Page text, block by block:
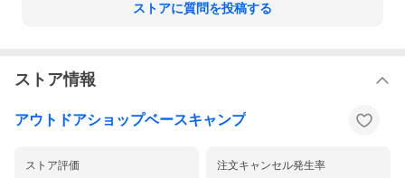
ストアに質問を投稿する
ストア情報
アウトドアショップベースキャンプ
ストア評価 注文キャンセル発生率